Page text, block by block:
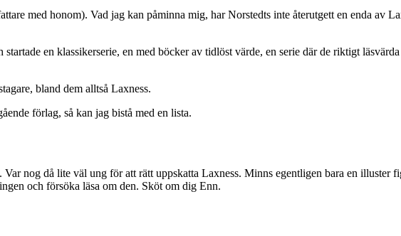
med honom). Vad jag kan påminna mig, har Norstedts inte återutgett en enda av
en klassikerserie, en med böcker av tidlöst värde, en serie där de riktigt
bland dem alltså Laxness.
förlag, så kan jag bistå med en lista.
nog då lite väl ung för att rätt uppskatta Laxness. Minns egentligen bara en illuster
och försöka läsa om den. Sköt om dig Enn.